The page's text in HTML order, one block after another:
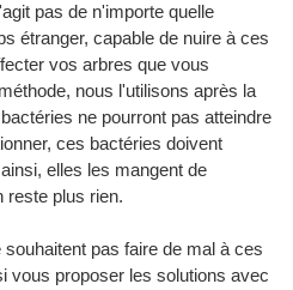
pas de n'importe quelle
étranger, capable de nuire à ces
vos arbres que vous
nous l'utilisons après la
ne pourront pas atteindre
ces bactéries doivent
elles les mangent de
reste plus rien.
pas faire de mal à ces
vous proposer les solutions avec